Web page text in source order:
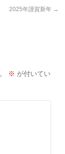
2025年謹賀新年 →
※ が付いてい